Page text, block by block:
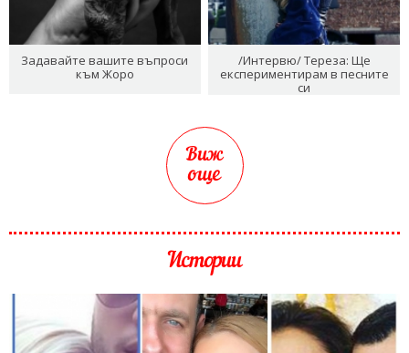
Задавайте вашите въпроси
към Жоро
/Интервю/ Тереза: Ще
експериментирам в песните
си
Виж
още
Истории